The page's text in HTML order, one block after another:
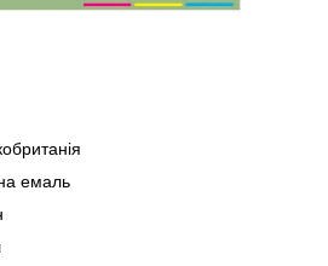
емаль